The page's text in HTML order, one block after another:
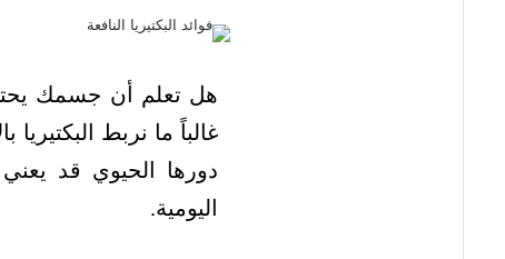
هل تعلم أن جسمك
غالباً ما نربط
دورها الحيوي قد
اليومية.